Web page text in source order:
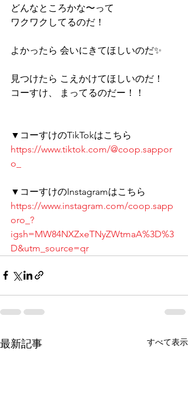
どんなところかな〜って
ワクワクしてるのだ！
よかったら 会いにきてほしいのだ✨
見つけたら こえかけてほしいのだ！
コーすけ、 まってるのだー！！
▼コーすけのTikTokはこちら
https://www.tiktok.com/@coop.sappor
o_
▼コーすけのInstagramはこちら
https://www.instagram.com/coop.sapp
oro_?
igsh=MW84NXZxeTNyZWtmaA%3D%3
D&utm_source=qr
最新記事 すべて表示